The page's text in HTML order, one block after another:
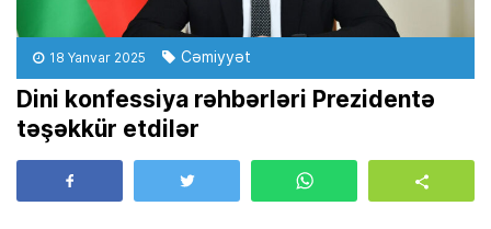
18 Yanvar 2025 Cəmiyyət
Dini konfessiya rəhbərləri Prezidentə
təşəkkür etdilər